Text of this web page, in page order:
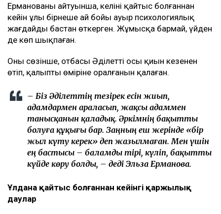
Ерманованың айтуынша, келіні қайтыс болғаннан
кейін ұлы бірнеше ай бойы ауыр психологиялық
жағдайды бастан өткерген. Жұмысқа бармай, үйден
де көп шықпаған.
Оның сөзінше, отбасы Әділеттің осы қиын кезеңнен
өтіп, қалыпты өміріне оралғанын қалаған.
– Біз Әділеттің тезірек есін жиып,
адамдармен араласып, жақсы адаммен
танысқанын қаладық. Әркімнің бақытты
болуға құқығы бар. Заңның еш жерінде «бір
жыл күту керек» деп жазылмаған. Мен үшін
ең бастысы – баламды тірі, күліп, бақытты
күйде көру болды, – деді Эльза Ерманова.
Ұлдана қайтыс болғаннан кейінгі қаржылық
даулар